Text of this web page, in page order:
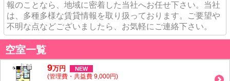
報のことなら、地域に密着した当社へお任せ下さい。当社
は、多種多様な賃貸情報を取り扱っております。ご要望や
不明な点などございましたら、お気軽にご連絡下さい。
空室一覧
9万円 NEW
(管理費・共益費 9,000円)